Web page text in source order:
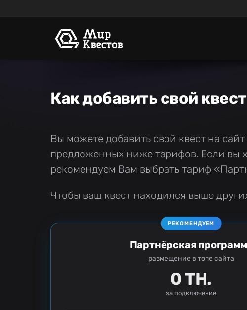
Как добавить свой
Вы можете добавить свой квест на
предложенных ниже тарифов. Если вы
рекомендуем Вам выбрать тариф
Чтобы ваш квест находился выше
РЕКОМЕНДУЕМ
Партнёрская
размещение в топе сайта
0 ТН.
за подключение